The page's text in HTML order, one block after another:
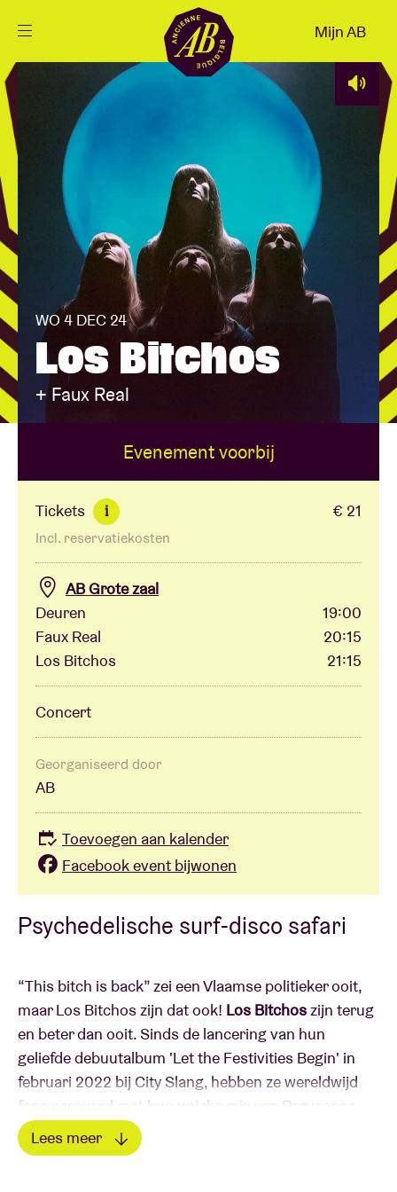
NL
Agenda
Projecten
Nieuws
Bezoekersinfo
AB ❤ you
BRDCST
ABtv
Concertcheque
Over AB
Contact
Mijn AB
WO 4 DEC 24
Los Bitchos
+ Faux Real
Psychedelische surf-disco safari
“This bitch is back” zei een Vlaamse politieker ooit,
maar Los Bitchos zijn dat ook! Los Bitchoszijn terug
en beter dan ooit. Sinds de lancering van hun
geliefde debuutalbum 'Let the Festivities Begin' in
februari 2022 bij City Slang, hebben ze wereldwijd
fans veroverd met hun unieke mix van Peruaanse
chicha, Argentijnse cumbia, psychedelica en surf
gitaren. Met meer dan 200 shows, waaronder een
Lees meer
Evenement voorbij
Tickets i € 21
Incl. reservatiekosten
AB Grote zaal
Deuren
19:00
Faux Real
20:15
Los Bitchos
21:15
Concert
Georganiseerd door
AB
Toevoegen aan kalender
Facebook event bijwonen